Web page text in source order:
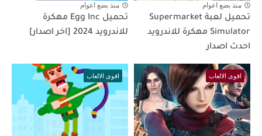
منذ بضع اعوام
تحميل لعبة Supermarket
Simulator مهكرة للاندرويد
احدث اصدار
منذ بضع اعوام
تحميل Egg Inc مهكرة
للاندرويد 2024 [اخر اصدار]
اقوى الالعاب اقوى الالعاب